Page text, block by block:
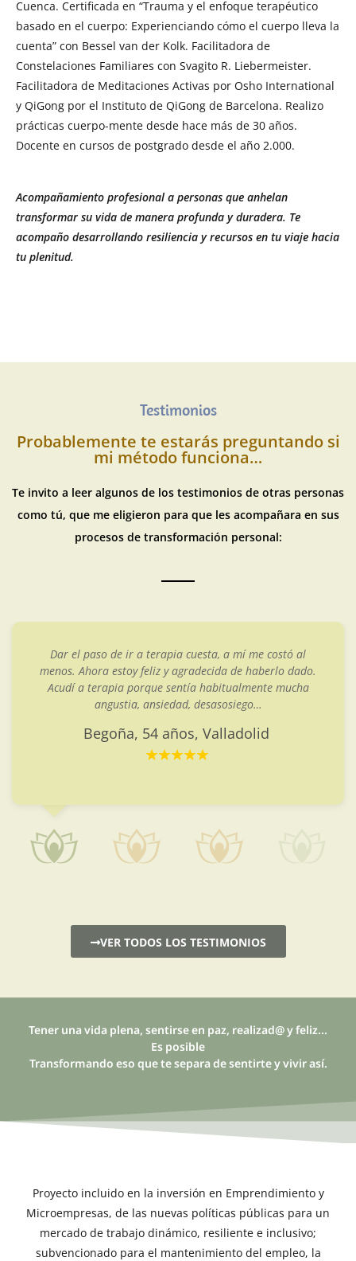
Cuenca. Certificada en “Trauma y el enfoque terapéutico
basado en el cuerpo: Experienciando cómo el cuerpo lleva la
cuenta” con Bessel van der Kolk. Facilitadora de
Constelaciones Familiares con Svagito R. Liebermeister.
Facilitadora de Meditaciones Activas por Osho International
y QiGong por el Instituto de QiGong de Barcelona. Realizo
prácticas cuerpo-mente desde hace más de 30 años.
Docente en cursos de postgrado desde el año 2.000.
Acompañamiento profesional a personas que anhelan
transformar su vida de manera profunda y duradera. Te
acompaño desarrollando resiliencia y recursos en tu viaje hacia
tu plenitud.
Testimonios
Probablemente te estarás preguntando si
mi método funciona…
Te invito a leer algunos de los testimonios de otras personas
como tú, que me eligieron para que les acompañara en sus
procesos de transformación personal:
Dar el paso de ir a terapia cuesta, a mí me costó al
menos. Ahora estoy feliz y agradecida de haberlo dado.
Acudí a terapia porque sentía habitualmente mucha
angustia, ansiedad, desasosiego…
Begoña, 54 años, Valladolid
VER TODOS LOS TESTIMONIOS
Tener una vida plena, sentirse en paz, realizad@ y feliz...
Es posible
Transformando eso que te separa de sentirte y vivir así.
Proyecto incluido en la inversión en Emprendimiento y
Microempresas, de las nuevas políticas públicas para un
mercado de trabajo dinámico, resiliente e inclusivo;
subvencionado para el mantenimiento del empleo, la